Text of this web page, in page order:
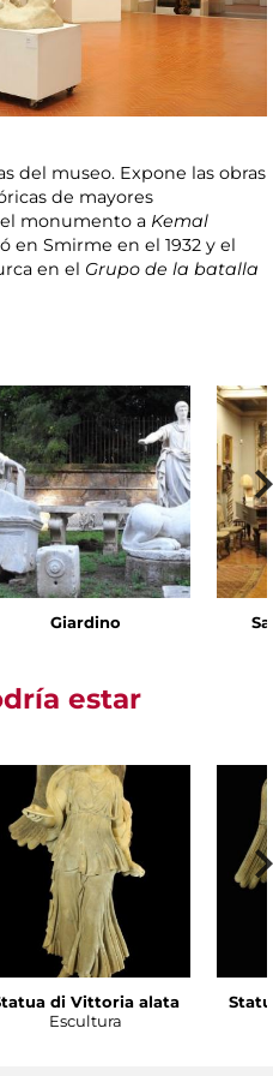
del museo. Expone las obras
de mayores
monumento a Kemal
en Smirme en el 1932 y el
en el Grupo de la batalla
Giardino
estar
di Vittoria alata
Escultura